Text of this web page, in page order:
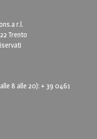
r.l.
Trento
8 alle 20): + 39 0461